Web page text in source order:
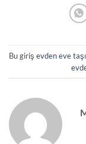
Bu giriş evden eve